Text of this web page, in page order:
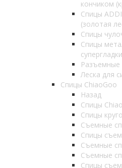
кончиком
Спицы
(золотая
Спицы
Спицы
Разъемные
Леска для
Спицы ChiaoGoo
Назад
Спицы
Спицы
Съемные
Спицы
Съемные
Съемные
Спицы